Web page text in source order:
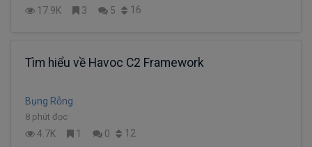
17.9K 3 5 16
Tìm hiểu về Havoc C2 Framework
Bụng Rỗng
8 phút đọc
4.7K 1 0 12